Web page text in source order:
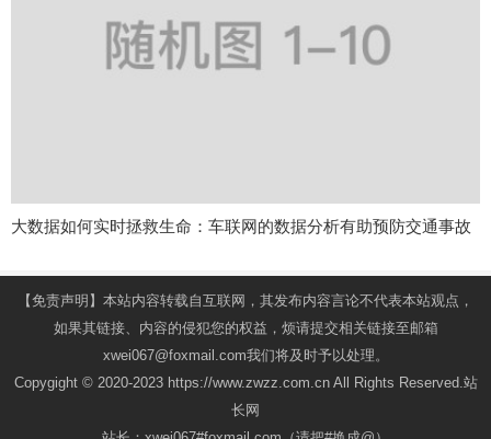
大数据如何实时拯救生命：车联网的数据分析有助预防交通事故
【免责声明】本站内容转载自互联网，其发布内容言论不代表本站观点，
如果其链接、内容的侵犯您的权益，烦请提交相关链接至邮箱
xwei067@foxmail.com我们将及时予以处理。
Copygight © 2020-2023 https://www.zwzz.com.cn All Rights Reserved.站
长网